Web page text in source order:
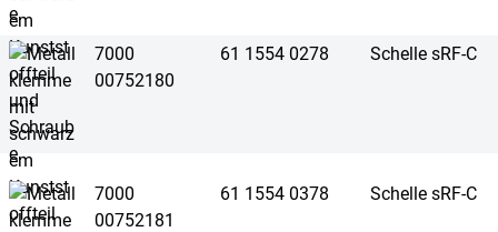
7000
00752180
61 1554 0278 Schelle sRF-C
7000
00752181
61 1554 0378 Schelle sRF-C